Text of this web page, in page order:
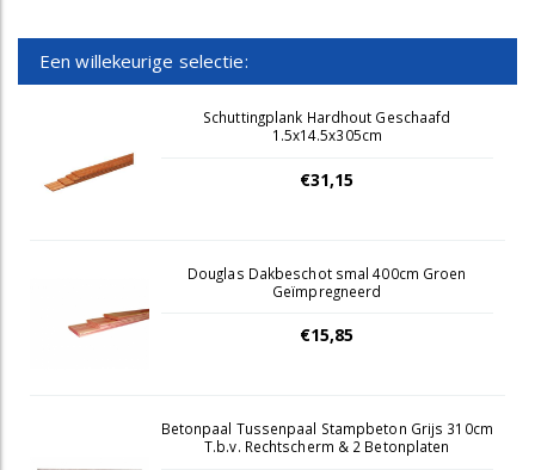
Een willekeurige selectie:
Schuttingplank Hardhout Geschaafd
1.5x14.5x305cm
€31,15
Douglas Dakbeschot smal 400cm Groen
Geïmpregneerd
€15,85
Betonpaal Tussenpaal Stampbeton Grijs 310cm
T.b.v. Rechtscherm & 2 Betonplaten